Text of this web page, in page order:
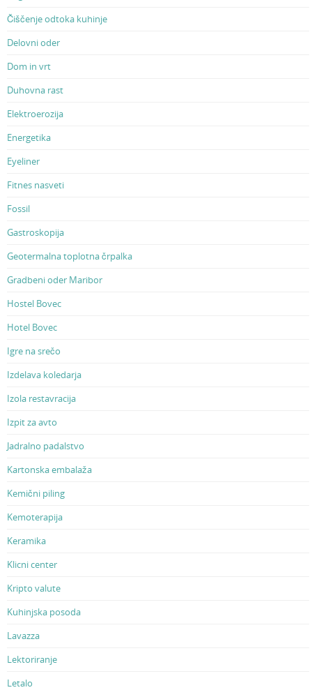
Čiščenje odtoka kuhinje
Delovni oder
Dom in vrt
Duhovna rast
Elektroerozija
Energetika
Eyeliner
Fitnes nasveti
Fossil
Gastroskopija
Geotermalna toplotna črpalka
Gradbeni oder Maribor
Hostel Bovec
Hotel Bovec
Igre na srečo
Izdelava koledarja
Izola restavracija
Izpit za avto
Jadralno padalstvo
Kartonska embalaža
Kemični piling
Kemoterapija
Keramika
Klicni center
Kripto valute
Kuhinjska posoda
Lavazza
Lektoriranje
Letalo